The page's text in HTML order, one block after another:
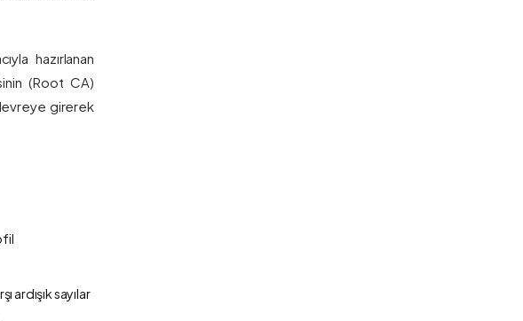
hazırlanan
(Root CA)
girerek
ardışık sayılar